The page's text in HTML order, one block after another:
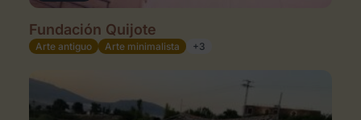
Fundación Quijote
Arte antiguo Arte minimalista +3